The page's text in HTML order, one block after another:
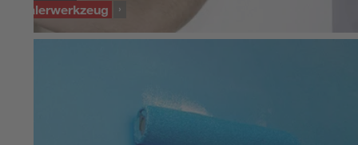
Malerwerkzeug